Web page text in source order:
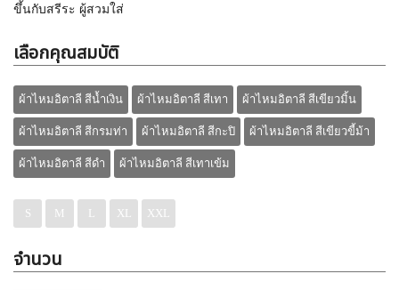
ขึ้นกับสรีระ ผู้สวมใส่
เลือกคุณสมบัติ
ผ้าไหมอิตาลี สีน้ำเงิน ผ้าไหมอิตาลี สีเทา ผ้าไหมอิตาลี สีเขียวมิ้น
ผ้าไหมอิตาลี สีกรมท่า ผ้าไหมอิตาลี สีกะปิ ผ้าไหมอิตาลี สีเขียวขี้ม้า
ผ้าไหมอิตาลี สีดำ ผ้าไหมอิตาลี สีเทาเข้ม
S M L XL XXL
จำนวน